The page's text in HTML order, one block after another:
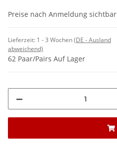
Preise nach Anmeldung sichtbar
Lieferzeit: 1 - 3 Wochen(DE - Ausland
abweichend)
62 Paar/Pairs Auf Lager